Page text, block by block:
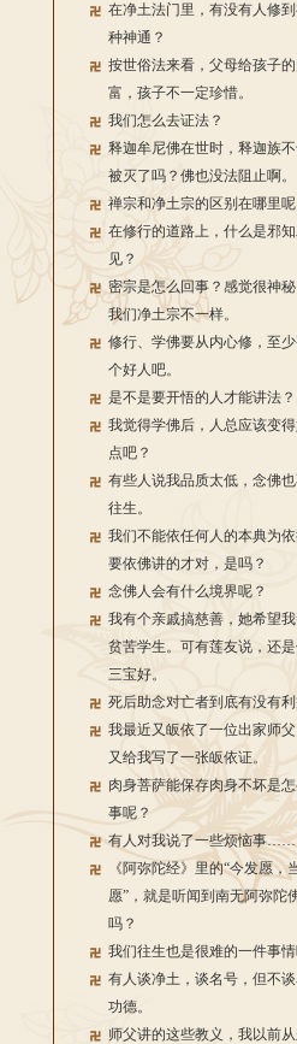
在净土法门里，有没有人修
种神通？
按世俗法来看，父母给孩子
富，孩子不一定珍惜。
我们怎么去证法？
释迦牟尼佛在世时，释迦族
被灭了吗？佛也没法阻止啊。
禅宗和净土宗的区别在哪里呢
在修行的道路上，什么是邪
见？
密宗是怎么回事？感觉很神
我们净土宗不一样。
修行、学佛要从内心修，至
个好人吧。
是不是要开悟的人才能讲法？
我觉得学佛后，人总应该变
点吧？
有些人说我品质太低，念佛
往生。
我们不能依任何人的本典为依
要依佛讲的才对，是吗？
念佛人会有什么境界呢？
我有个亲戚搞慈善，她希望
贫苦学生。可有莲友说，还
三宝好。
死后助念对亡者到底有没有利
我最近又皈依了一位出家师
又给我写了一张皈依证。
肉身菩萨能保存肉身不坏是怎
事呢？
有人对我说了一些烦恼事……
《阿弥陀经》里的“今发愿，
愿”，就是听闻到南无阿弥陀
吗？
我们往生也是很难的一件事情
有人谈净土，谈名号，但不
功德。
师父讲的这些教义，我以前